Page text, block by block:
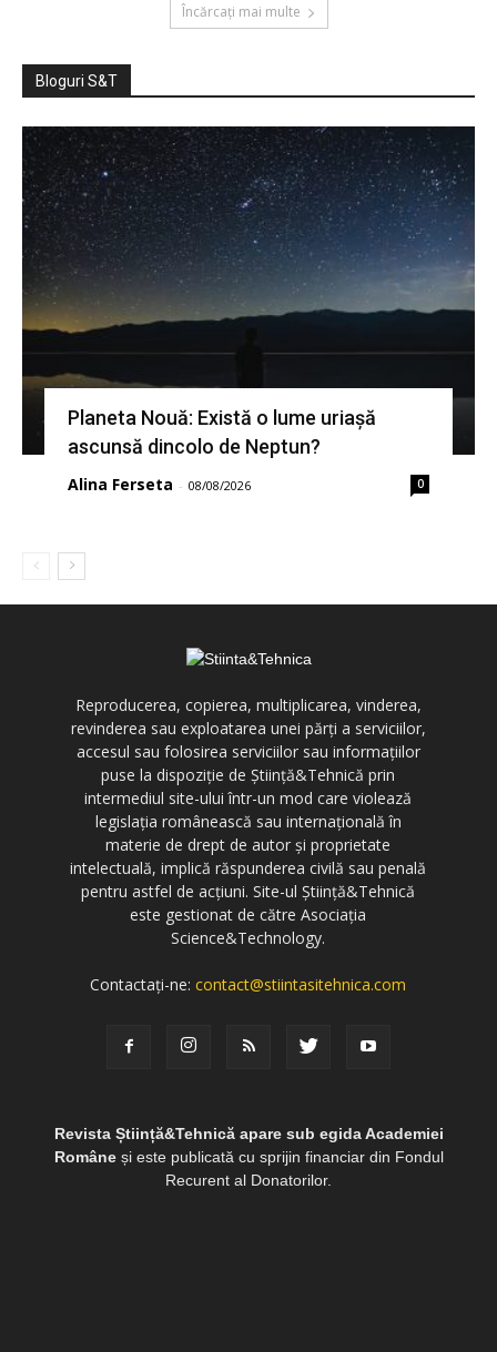
Încărcați mai multe
Bloguri S&T
Planeta Nouă: Există o lume uriașă
ascunsă dincolo de Neptun?
Alina Ferseta - 08/08/2026 0
Reproducerea, copierea, multiplicarea, vinderea,
revinderea sau exploatarea unei părți a serviciilor,
accesul sau folosirea serviciilor sau informațiilor
puse la dispoziție de Știință&Tehnică prin
intermediul site-ului într-un mod care violează
legislația românească sau internațională în
materie de drept de autor și proprietate
intelectuală, implică răspunderea civilă sau penală
pentru astfel de acțiuni. Site-ul Știință&Tehnică
este gestionat de către Asociația
Science&Technology.
Contactați-ne:contact@stiintasitehnica.com
Revista Știință&Tehnică apare sub egida Academiei
Româneși este publicată cu sprijin financiar din Fondul
Recurent al Donatorilor.